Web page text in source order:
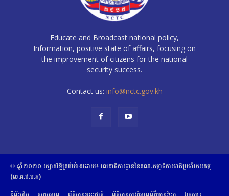
Educate and Broadcast national policy,
Information, positive state of affairs, focusing on
the improvement of citizens for the national
security success.
Contact us: info@nctc.gov.kh
© ឆ្នាំ២០២០​ ​រក្សាសិទ្ធិ​គ្រប់យ៉ាង​ដោយ​៖​ ​លេខាធិការដ្ឋាននៃគណៈកម្មាធិការជាតិប្រចាំភេរវកម្ម
(ល.គ.ជ.ប.ភ)